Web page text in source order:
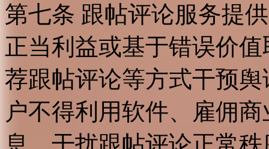
第七条 跟帖评论服务提
正当利益或基于错误价
荐跟帖评论等方式干预
户不得利用软件、雇佣
息，干扰跟帖评论正常